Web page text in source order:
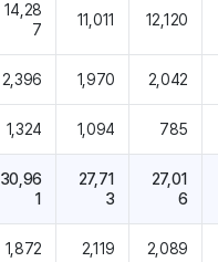
14,28
7
11,011 12,120
2,396 1,970 2,042
1,324 1,094 785
30,96
1
27,71
3
27,01
6
1,872 2,119 2,089